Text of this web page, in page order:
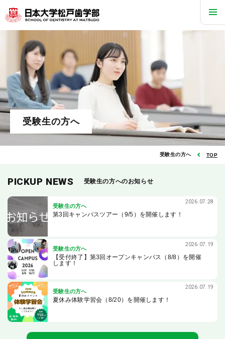
受験生の方へ
TOP
受験生の方へ
受験生の方へのお知らせ
PICKUP NEWS
第3回キャンパスツアー（9/5）を開催します！
2026.07.28
受験生の方へ
【受付終了】第3回オープンキャンパス（8/8）を開催
します！
2026.07.19
受験生の方へ
夏休み体験学習会（8/20）を開催します！
2026.07.19
受験生の方へ
入学者選抜について
アドミッション・ポリシー
入学者選抜制度の主な変更点
併願可能な総合型選抜（第３期）を新規導入
入学者選抜日程・募集要項・合否判定の方法及び基準
一般選抜の選考方法等
外部の英語資格・検定試験のスコア利用
「理解力の確認」とは
外国人留学生選抜制度
編入学（2年次）制度
編入学（３年次）制度
新入生対象の給付型奨学金・学費免除制度
過去の入学者選抜結果
過去の試験問題・解答
過去の小論文テーマ